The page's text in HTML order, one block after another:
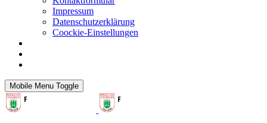
Impressum
Datenschutzerklärung
Coockie-Einstellungen
Mobile Menu Toggle